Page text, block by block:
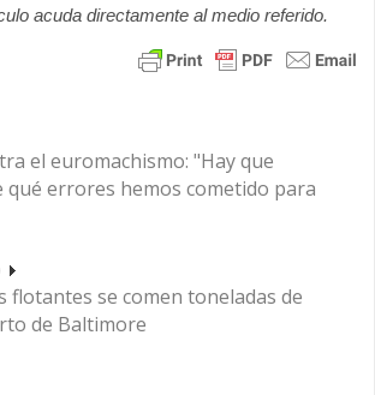
acuda directamente al medio referido.
el euromachismo: "Hay que
errores hemos cometido para
flotantes se comen toneladas de
de Baltimore